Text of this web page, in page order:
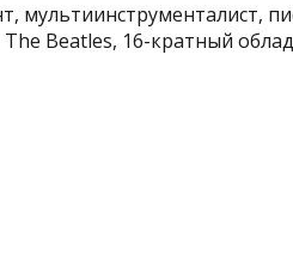
мультиинструменталист,
Beatles, 16-кратный